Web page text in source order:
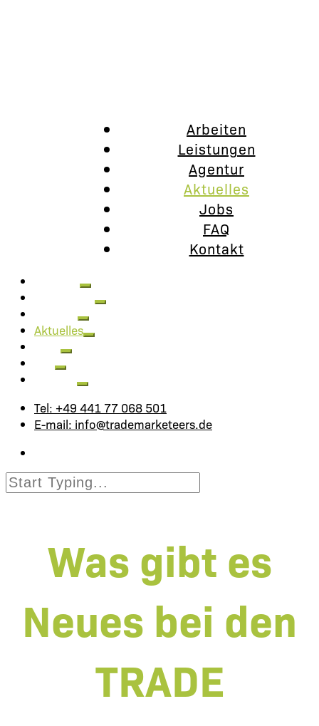
Arbeiten
Leistungen
Agentur
Aktuelles
Jobs
FAQ
Kontakt
Aktuelles
Tel: +49 441 77 068 501
E-mail: info@trademarketeers.de
Was gibt es
Neues bei den
TRADE